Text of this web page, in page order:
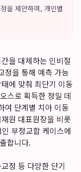
을 제안하며, 개인별
을 대체하는 인비절
정을 통해 예측 가능
에 맞춰 최단기 이동
스로 획득한 정밀 데
여 단계별 치아 이동
원 대표원장을 비롯
부정교합 케이스에
합니다.
정 등 다양한 단기